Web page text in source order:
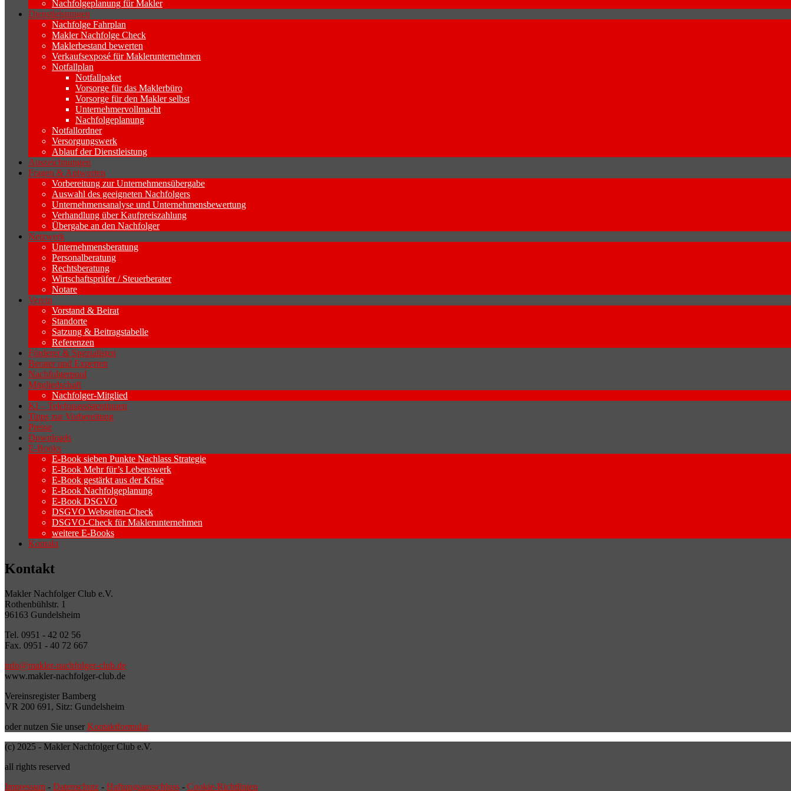
Nachfolgeplanung für Makler
Dienstleistungen
Nachfolge Fahrplan
Makler Nachfolge Check
Maklerbestand bewerten
Verkaufsexposé für Maklerunternehmen
Notfallplan
Notfallpaket
Vorsorge für das Maklerbüro
Vorsorge für den Makler selbst
Unternehmervollmacht
Nachfolgeplanung
Notfallordner
Versorgungswerk
Ablauf der Dienstleistung
Auszeichnungen
Fragen & Antworten
Vorbereitung zur Unternehmensübergabe
Auswahl des geeigneten Nachfolgers
Unternehmensanalyse und Unternehmensbewertung
Verhandlung über Kaufpreiszahlung
Übergabe an den Nachfolger
Netzwerk
Unternehmensberatung
Personalberatung
Rechtsberatung
Wirtschaftsprüfer / Steuerberater
Notare
Verein
Vorstand & Beirat
Standorte
Satzung & Beitragstabelle
Referenzen
Förderer & Spezialisten
Berater und Experten
Nachfolgerpool
Mitgliedschaft
Nachfolger-Mitglied
KI – Telefonassistentinnen
Tipps zur Vorbereitung
Presse
Downloads
E-Books
E-Book sieben Punkte Nachlass Strategie
E-Book Mehr für’s Lebenswerk
E-Book gestärkt aus der Krise
E-Book Nachfolgeplanung
E-Book DSGVO
DSGVO Webseiten-Check
DSGVO-Check für Maklerunternehmen
weitere E-Books
Kontakt
Kontakt
Makler Nachfolger Club e.V.
Rothenbühlstr. 1
96163 Gundelsheim
Tel. 0951 - 42 02 56
Fax. 0951 - 40 72 667
info@makler-nachfolger-club.de
www.makler-nachfolger-club.de
Vereinsregister Bamberg
VR 200 691, Sitz: Gundelsheim
oder nutzen Sie unser Kontaktformular
(c) 2025 - Makler Nachfolger Club e.V.
all rights reserved
Impressum - Datenschutz - Haftungsausschluss - Cookie-Richtlinien